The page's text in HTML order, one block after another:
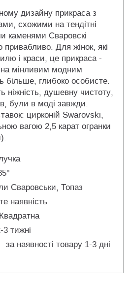
дизайну прикраса з
схожими на тендітні
каменями Сваровскі
привабливо. Для жінок, які
і краси, це прикраса -
мінливим модним
більше, глибоко особисте.
ніжність, душевну чистоту,
були в моді завжди.
цирконій Swarovski,
вагою 2,5 карат огранки
Сваровськи, Топаз
наявність
Квадратна
3 тижні
за наявності товару 1-3 дні